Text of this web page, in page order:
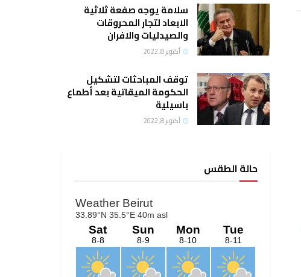
سلامة يوجه صفعة ثلاثية
الابعاد لتجار المحروقات
والصيدليات والافران
أكتوبر 8, 2022
توقف المباحثات لتشكيل
الحكومة الميقاتية بعد أطماع
باسيلية
أكتوبر 8, 2022
حالة الطقس